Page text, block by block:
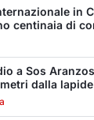
ricorda la
33 anni fa
Pino riapre
traguardo